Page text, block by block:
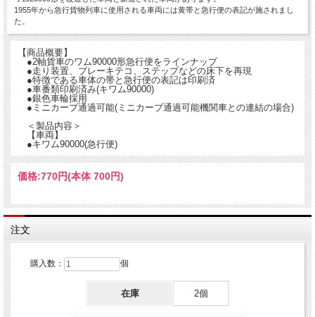
1955年から急行貨物列車に使用される車両には黄帯と急行便の表記が施されまし
た。
【商品概要】
●2軸貨車のワム90000形急行便をラインナップ
●走り装置、ブレーキテコ、ステップなどの床下を再現
●特徴である車体の帯と急行便の表記は印刷済
●車番類印刷済み(キワム90000)
●銀色車輪採用
●ミニカーブ通過可能(ミニカーブ通過可能機関車との連結の場合)
＜製品内容＞
【車両】
●キワム90000(急行便)
価格:770円(本体 700円)
注文
購入数： 個
在庫 2個